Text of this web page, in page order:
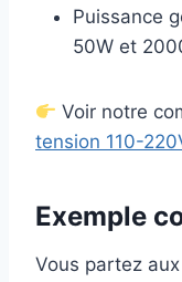
Puissance
50W et
Voir notre
tension 110-
Exemple
Vous partez